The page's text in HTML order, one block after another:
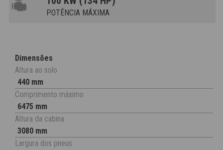
POTÊNCIA MÁXIMA
Dimensões
Altura ao solo
440 mm
Comprimento máximo
6475 mm
Altura da cabina
3080 mm
Largura dos pneus